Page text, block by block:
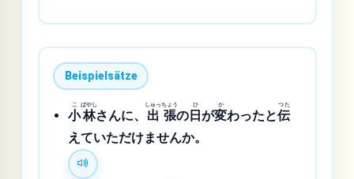
Beispielsätze
小
こ
林
ばやし
さんに、 出
しゅっ
張
ちょう
の日
ひ
が変
か
わったと伝
つた
えていただけませんか。